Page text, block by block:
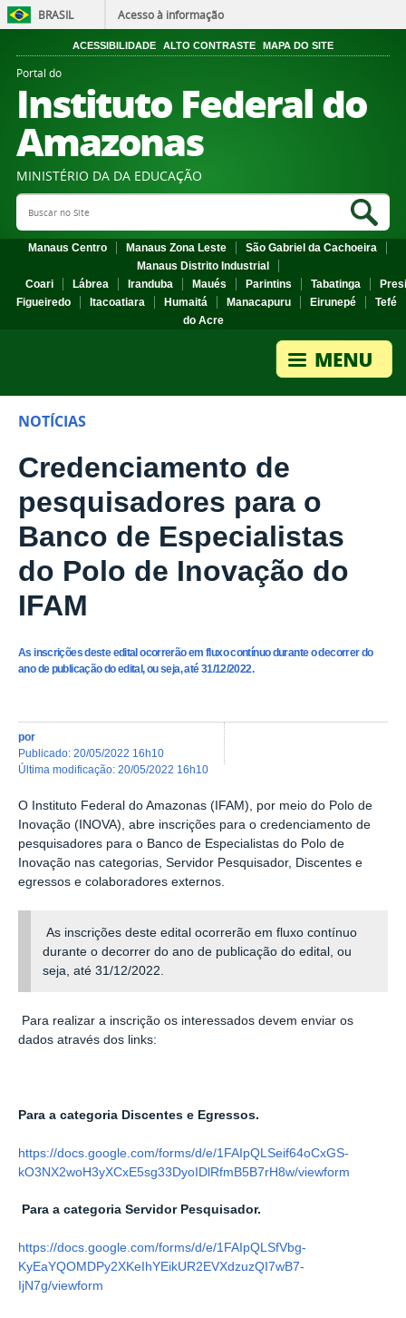
BRASIL Acesso à informação
ACESSIBILIDADE ALTO CONTRASTE MAPA DO SITE
Portal do
Instituto Federal do
Amazonas
MINISTÉRIO DA DA EDUCAÇÃO
Search Site
Manaus Centro Manaus Zona Leste
São Gabriel da Cachoeira
Manaus Distrito Industrial
Coari
Lábrea Iranduba Maués Parintins Tabatinga
Figueiredo
Itacoatiara Humaitá Manacapuru Eirunepé
Tefé
do Acre
NOTÍCIAS
Credenciamento de
pesquisadores para o
Banco de Especialistas
do Polo de Inovação do
IFAM
As inscrições deste edital ocorrerão em fluxo contínuo durante o decorrer do
ano de publicação do edital, ou seja, até 31/12/2022.
por
publicado: 20/05/2022 16h10
última modificação: 20/05/2022 16h10
O Instituto Federal do Amazonas (IFAM), por meio do Polo de
Inovação (INOVA), abre inscrições para o credenciamento de
pesquisadores para o Banco de Especialistas do Polo de
Inovação nas categorias, Servidor Pesquisador, Discentes e
egressos e colaboradores externos.
As inscrições deste edital ocorrerão em fluxo contínuo
durante o decorrer do ano de publicação do edital, ou
seja, até 31/12/2022.
Para realizar a inscrição os interessados devem enviar os
dados através dos links:
Para a categoria Discentes e Egressos.
https://docs.google.com/forms/d/e/1FAIpQLSeif64oCxGS-
kO3NX2woH3yXCxE5sg33DyoIDlRfmB5B7rH8w/viewform
Para a categoria Servidor Pesquisador.
https://docs.google.com/forms/d/e/1FAIpQLSfVbg-
KyEaYQOMDPy2XKeIhYEikUR2EVXdzuzQI7wB7-
IjN7g/viewform